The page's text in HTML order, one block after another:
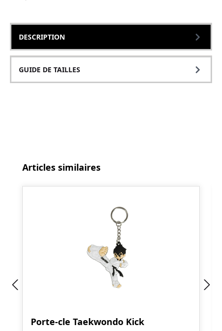
DESCRIPTION
GUIDE DE TAILLES
Ignorer la galerie de produits
Articles similaires
Porte-cle Taekwondo Kick